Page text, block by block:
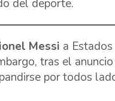
del deporte.
Messi a
tras el
por todos